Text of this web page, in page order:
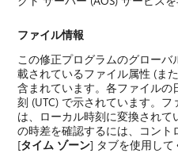
ファイル情報
この修正プログラムのグロー
載されているファイル属性 (ま
含まれています。各ファイル
刻 (UTC) で示されています。
は、ローカル時刻に変換されて
の時差を確認するには、コント
[タイム ゾーン] タブを使用して